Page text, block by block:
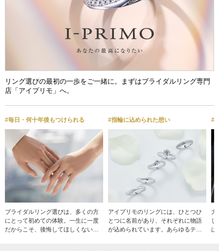
リング選びの最初の一歩をご一緒に。まずはブライダルリング専門
店「アイプリモ」へ。
#毎日・何十年後もつけられる
ブライダルリング選びは、多くの方
にとって初めての体験。一生に一度
だからこそ、後悔してほしくない。
#指輪に込められた想い
アイプリモのリングには、ひとつひ
とつに名前があり、それぞれに物語
が込められています。あらゆるテイ
#
大
し
は